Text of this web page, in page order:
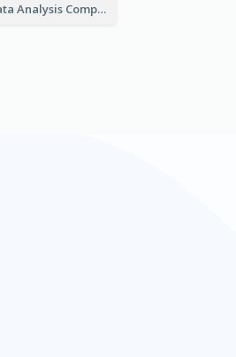
Linear Data Analysis Comparison